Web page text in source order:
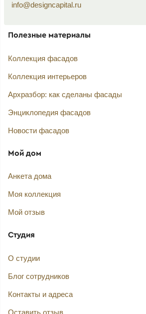
info@designcapital.ru
Полезные материалы
Коллекция фасадов
Коллекция интерьеров
Архразбор: как сделаны фасады
Энциклопедия фасадов
Новости фасадов
Мой дом
Анкета дома
Моя коллекция
Мой отзыв
Студия
О студии
Блог сотрудников
Контакты и адреса
Оставить отзыв